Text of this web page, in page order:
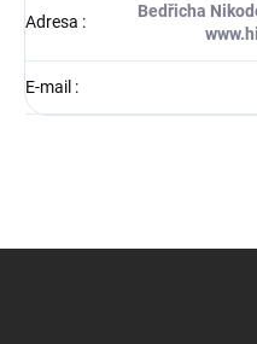
Adresa :
Bedřicha
E-mail :